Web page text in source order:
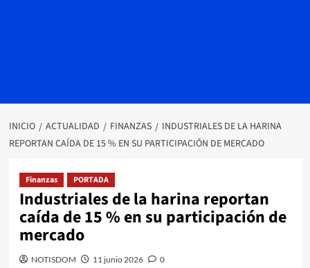
INICIO ACTUALIDAD FINANZAS
INDUSTRIALES DE LA HARINA
REPORTAN CAÍDA DE 15 % EN SU PARTICIPACIÓN DE MERCADO
Finanzas PORTADA
Industriales de la harina reportan
caída de 15 % en su participación de
mercado
NOTISDOM 11 junio 2026 0